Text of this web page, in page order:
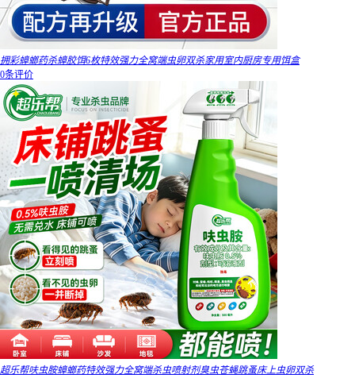
拥彩蟑螂药杀蟑胶饵6枚特效强力全窝端虫卵双杀家用室内厨房专用饵盒
0条评价
超乐帮呋虫胺蟑螂药特效强力全窝端杀虫喷射剂臭虫苍蝇跳蚤床上虫卵双杀